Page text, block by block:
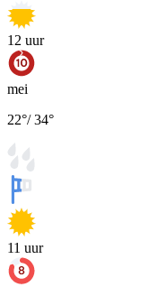
12 uur
mei
22°/34°
11 uur